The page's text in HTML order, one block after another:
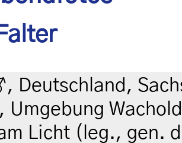
Deutschland,
Umgebung
Licht (leg., gen.